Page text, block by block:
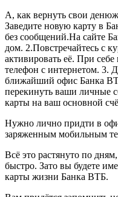
А, как вернуть свои
Заведите новую карту в
без сообщений.На сайте
дом. 2.Повстречайтесь с
активировать её. При
телефон с интернетом. 3.
ближайший офис Банка
перекинуть ваши личные
карты на ваш основной
Нужно лично придти в
заряженным мобильным
Всё это растянуто по
быстро. Зато вы будете
карты жизни Банка ВТБ.